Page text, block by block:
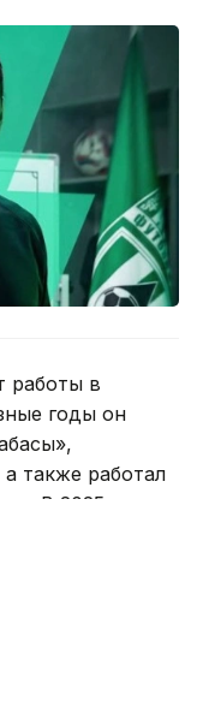
работы в
годы он
также работал
В 2025 году